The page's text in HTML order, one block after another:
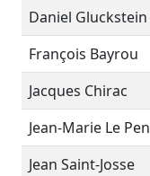
Daniel Gluckstein
François Bayrou
Jacques Chirac
Jean-Marie Le Pen
Jean Saint-Josse